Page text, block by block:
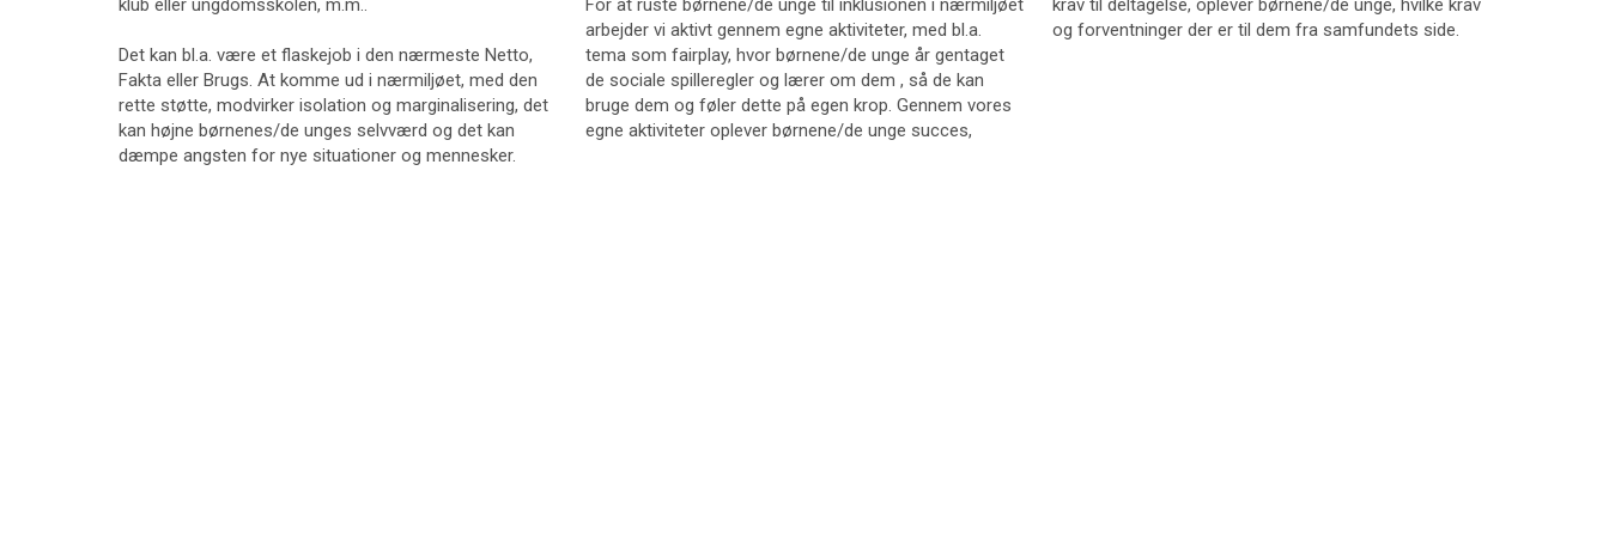
klub eller ungdomsskolen, m.m..
Det kan bl.a. være et flaskejob i den nærmeste Netto,
Fakta eller Brugs. At komme ud i nærmiljøet, med den
rette støtte, modvirker isolation og marginalisering, det
kan højne børnenes/de unges selvværd og det kan
dæmpe angsten for nye situationer og mennesker.
​For at ruste børnene/de unge til inklusionen i nærmiljøet
arbejder vi aktivt gennem egne aktiviteter, med bl.a.
tema som fairplay, hvor børnene/de unge år gentaget
de sociale spilleregler og lærer om dem , så de kan
bruge dem og føler dette på egen krop. Gennem vores
egne aktiviteter oplever børnene/de unge succes,
krav til deltagelse, oplever børnene/de unge, hvilke krav
og forventninger der er til dem fra samfundets side.